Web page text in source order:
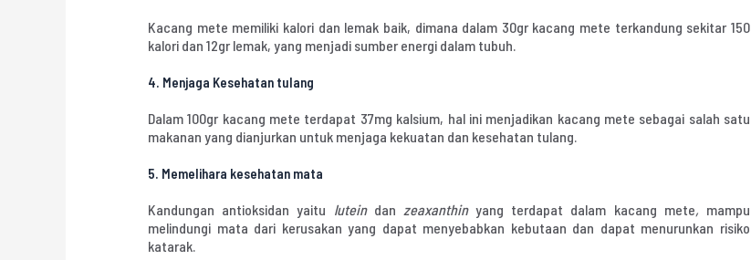
Kacang mete memiliki kalori dan lemak baik, dimana dalam 30gr kacang mete terkandung sekitar 150
kalori dan 12gr lemak, yang menjadi sumber energi dalam tubuh.
4. Menjaga Kesehatan tulang
Dalam 100gr kacang mete terdapat 37mg kalsium, hal ini menjadikan kacang mete sebagai salah satu
makanan yang dianjurkan untuk menjaga kekuatan dan kesehatan tulang.
5. Memelihara kesehatan mata
Kandungan antioksidan yaitu luteindan zeaxanthinyang terdapat dalam kacang mete, mampu
melindungi mata dari kerusakan yang dapat menyebabkan kebutaan dan dapat menurunkan risiko
katarak.